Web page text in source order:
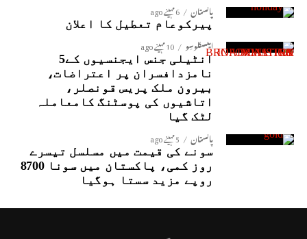
پاکستان 6 مہینے ago
پیرکوعام تعطیل کا اعلان
ایکسکلوسِو 10 مہینے ago
انٹیلی جنس ایجنسیوں کے5
نامزدافسران پر اعتراضات،
بیرون ملک پریس قونصلر،
اتاشیوں کی پوسٹنگ کامعاملہ
لٹک گیا
پاکستان 5 مہینے ago
سونے کی قیمت میں مسلسل تیسرے
روز کمی، پاکستان میں سونا 8700
روپے مزید سستا ہوگیا